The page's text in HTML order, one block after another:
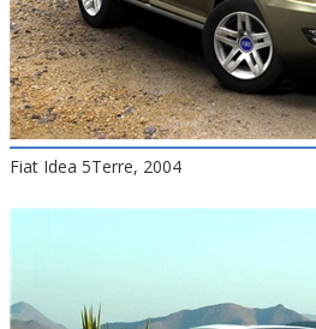
Fiat Idea 5Terre, 2004